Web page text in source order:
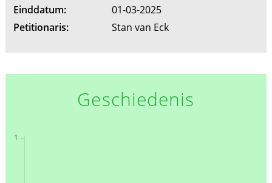
Einddatum:
01-03-2025
Petitionaris:
Stan van Eck
Geschiedenis